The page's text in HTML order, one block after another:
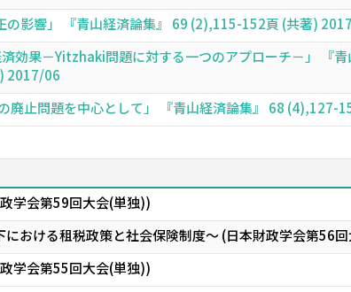
の影響」 『青山経済論集』 69 (2),115-152頁 (共著)
済効果－Yitzhaki問題に対する一つのアプローチ－」 『
2017/06
廃止問題を中心として」 『青山経済論集』 68 (4),127-
学会第59回大会(単独))
おける租税政策と社会保険制度～ (日本財政学会第56
学会第55回大会(単独))